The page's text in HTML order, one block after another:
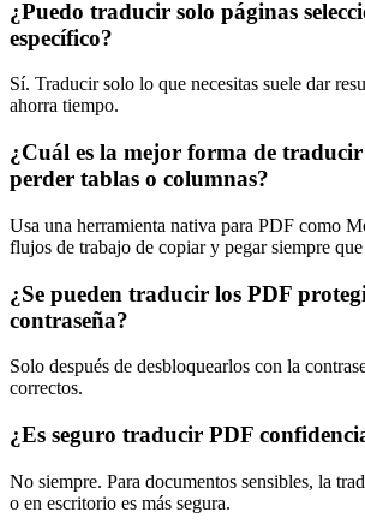
¿Puedo traducir solo páginas
específico?
Sí. Traducir solo lo que necesitas suele dar
ahorra tiempo.
¿Cuál es la mejor forma de
perder tablas o columnas?
Usa una herramienta nativa para PDF como
flujos de trabajo de copiar y pegar siempre que
¿Se pueden traducir los PDF
contraseña?
Solo después de desbloquearlos con la
correctos.
¿Es seguro traducir PDF
No siempre. Para documentos sensibles, la
o en escritorio es más segura.